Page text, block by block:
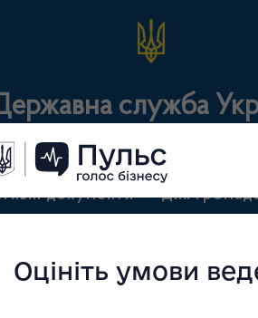
служба
засобів та контролю за
документи Для
торгівля
імпорт
АФІ)
Державний
нагляд